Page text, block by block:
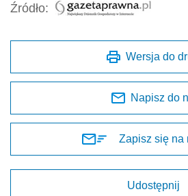
Źródło:
Wersja do
Napisz do
Zapisz się na
Udostępnij